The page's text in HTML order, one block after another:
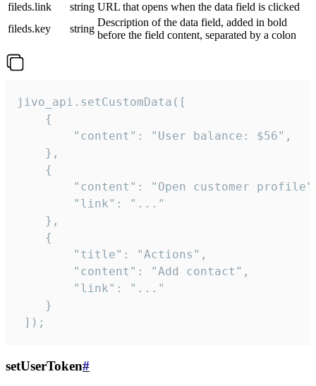
fileds.link
string URL that opens when the data field is clicked
fileds.key
string
Description of the data field, added in bold
before the field content, separated by a colon
jivo_api.setCustomData([
    {
        "content": "User balance: $56",
    },
    {
"content": "Open customer
        "link": "..."
    },
    {
        "title": "Actions",
        "content": "Add contact",
        "link": "..."
    }
]);
setUserToken#